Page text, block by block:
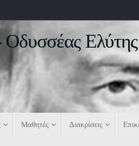
Ελύτης
Μαθητές Διακρίσεις